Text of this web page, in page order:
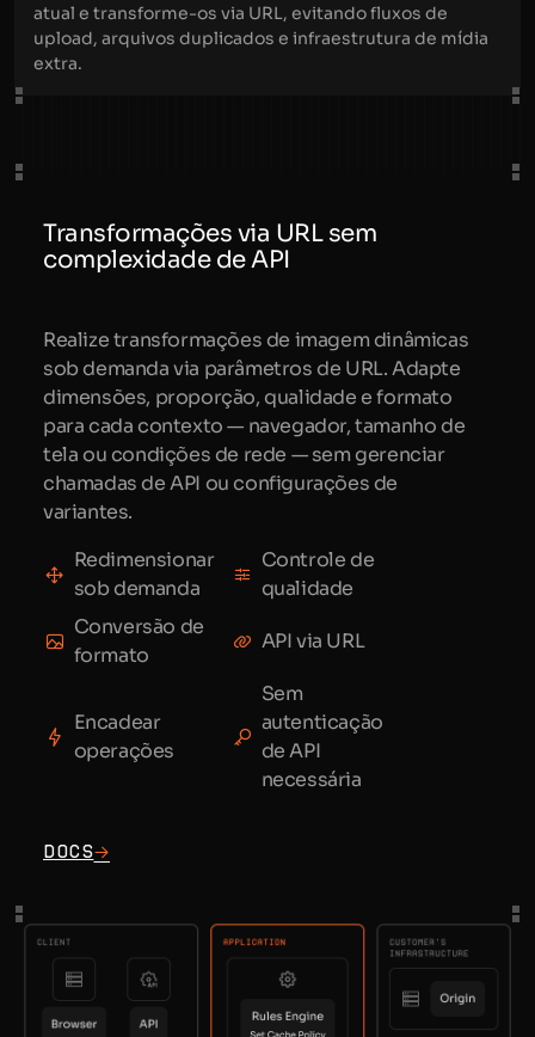
atual e transforme-os via URL, evitando fluxos de
upload, arquivos duplicados e infraestrutura de mídia
extra.
Transformações via URL sem
complexidade de API
Realize transformações de imagem dinâmicas
sob demanda via parâmetros de URL. Adapte
dimensões, proporção, qualidade e formato
para cada contexto — navegador, tamanho de
tela ou condições de rede — sem gerenciar
chamadas de API ou configurações de
variantes.
Redimensionar
sob demanda
Controle de
qualidade
Conversão de
formato
API via URL
Encadear
operações
Sem
autenticação
de API
necessária
Docs